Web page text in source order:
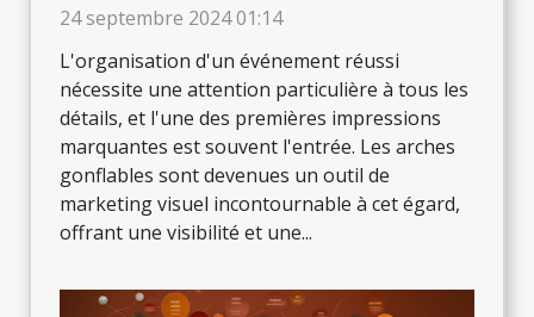
prochain événement
24 septembre 2024 01:14
L'organisation d'un événement réussi
nécessite une attention particulière à tous les
détails, et l'une des premières impressions
marquantes est souvent l'entrée. Les arches
gonflables sont devenues un outil de
marketing visuel incontournable à cet égard,
offrant une visibilité et une...